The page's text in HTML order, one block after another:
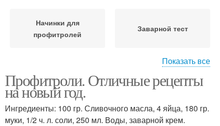
Начинки для
профитролей
Заварной тест
Профитроли с
консервой
паштетом
Показать все
Профитроли. Отличные рецепты
на новый год.
Ингредиенты: 100 гр. Сливочного масла, 4 яйца, 180 гр.
муки, 1/2 ч. л. соли, 250 мл. Воды, заварной крем.